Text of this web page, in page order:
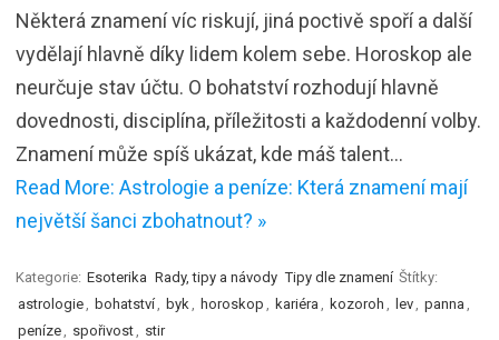
Některá znamení víc riskují, jiná poctivě spoří a další
vydělají hlavně díky lidem kolem sebe. Horoskop ale
neurčuje stav účtu. O bohatství rozhodují hlavně
dovednosti, disciplína, příležitosti a každodenní volby.
Znamení může spíš ukázat, kde máš talent…
Read More: Astrologie a peníze: Která znamení mají
největší šanci zbohatnout? »
Kategorie: Esoterika Rady, tipy a návody Tipy dle znamení Štítky:
astrologie
bohatství byk horoskop kariéra kozoroh lev panna
peníze
spořivost stir